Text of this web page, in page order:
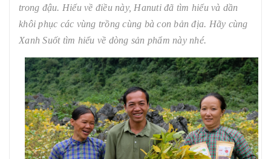
trong đậu. Hiểu về điều này, Hanuti đã tìm hiểu và dần
khôi phục các vùng trồng cùng bà con bản địa. Hãy cùng
Xanh Suốt tìm hiểu về dòng sản phẩm này nhé.